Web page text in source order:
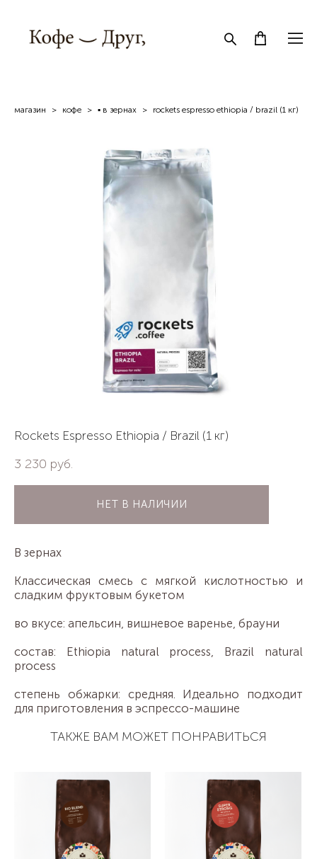
магазин > кофe > ▪ в зернах > rockets espresso ethiopia / brazil (1 кг)
Rockets Espresso Ethiopia / Brazil (1 кг)
3 230 pуб.
НЕТ В НАЛИЧИИ
В зернах
Классическая смесь с мягкой кислотностью и
сладким фруктовым букетом
во вкусе: апельсин, вишневое варенье, брауни
состав: Ethiopia natural process, Brazil natural
process
степень обжарки: средняя. Идеально подходит
для приготовления в эспрессо-машине
ТАКЖЕ ВАМ МОЖЕТ ПОНРАВИТЬСЯ